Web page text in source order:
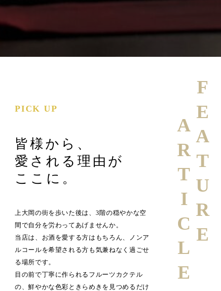
PICK UP
皆様から、
愛される理由が
ここに。
上大岡の街を歩いた後は、3階の穏やかな空
間で自分を労わってあげませんか。
当店は、お酒を愛する方はもちろん、ノンア
ルコールを希望される方も気兼ねなく過ごせ
る場所です。
目の前で丁寧に作られるフルーツカクテル
の、鮮やかな色彩ときらめきを見つめるだけ
FEATURE
ARTICLE